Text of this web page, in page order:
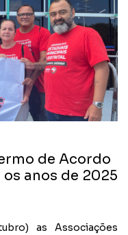
de Acordo
anos de 2025
as Associações